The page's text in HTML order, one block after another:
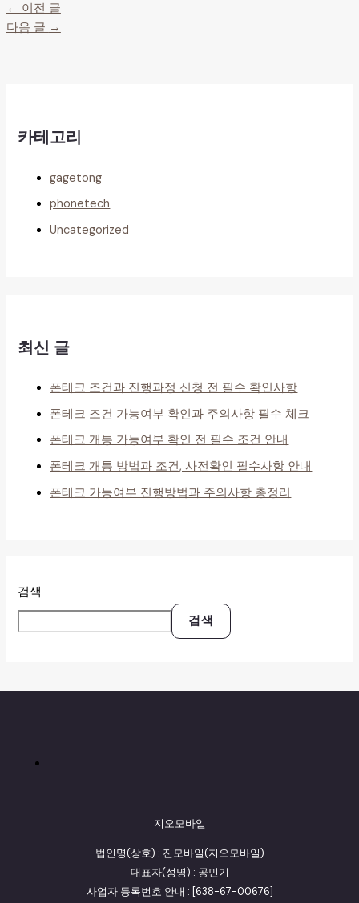
← 이전 글
다음 글 →
카테고리
gagetong
phonetech
Uncategorized
최신 글
폰테크 조건과 진행과정 신청 전 필수 확인사항
폰테크 조건 가능여부 확인과 주의사항 필수 체크
폰테크 개통 가능여부 확인 전 필수 조건 안내
폰테크 개통 방법과 조건, 사전확인 필수사항 안내
폰테크 가능여부 진행방법과 주의사항 총정리
검색
검색
지오모바일
법인명(상호) : 진모바일(지오모바일)
대표자(성명) : 공민기
사업자 등록번호 안내 : [638-67-00676]